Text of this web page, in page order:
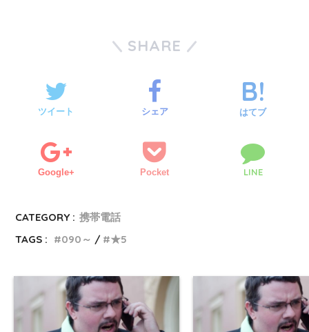
SHARE
ツイート シェア はてブ
Google+ Pocket LINE
CATEGORY : 携帯電話
TAGS :
090～ ★5